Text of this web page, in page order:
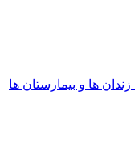
ها و بیمارستان ها